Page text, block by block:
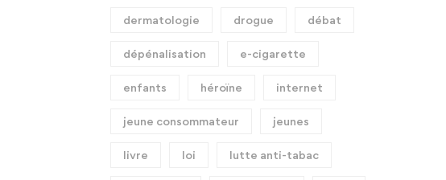
dermatologie drogue débat
dépénalisation e-cigarette
enfants héroïne internet
jeune consommateur jeunes
livre loi lutte anti-tabac